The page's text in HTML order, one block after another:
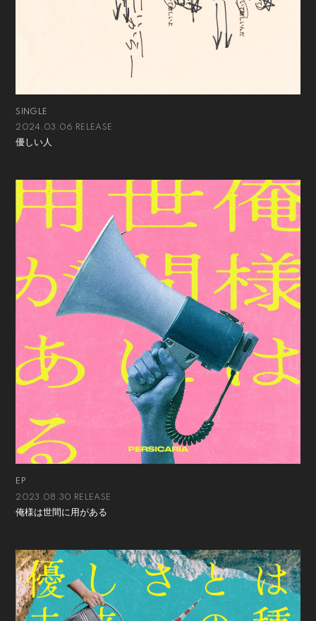
SINGLE
2024.03.06 RELEASE
優しい人
EP
2023.08.30 RELEASE
俺様は世間に用がある